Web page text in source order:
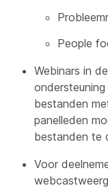
People
Webinars in
bestanden
panelleden
bestanden te
Voor